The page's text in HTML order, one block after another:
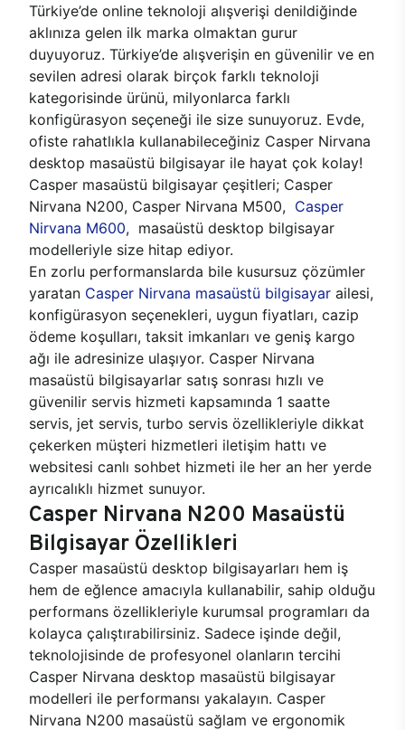
Türkiye’de online teknoloji alışverişi denildiğinde
aklınıza gelen ilk marka olmaktan gurur
duyuyoruz. Türkiye’de alışverişin en güvenilir ve en
sevilen adresi olarak birçok farklı teknoloji
kategorisinde ürünü, milyonlarca farklı
konfigürasyon seçeneği ile size sunuyoruz. Evde,
ofiste rahatlıkla kullanabileceğiniz Casper Nirvana
desktop masaüstü bilgisayar ile hayat çok kolay!
Casper masaüstü bilgisayar çeşitleri; Casper
Nirvana N200, Casper Nirvana M500, Casper
Nirvana M600, masaüstü desktop bilgisayar
modelleriyle size hitap ediyor.
En zorlu performanslarda bile kusursuz çözümler
yaratan Casper Nirvana masaüstü bilgisayar ailesi,
konfigürasyon seçenekleri, uygun fiyatları, cazip
ödeme koşulları, taksit imkanları ve geniş kargo
ağı ile adresinize ulaşıyor. Casper Nirvana
masaüstü bilgisayarlar satış sonrası hızlı ve
güvenilir servis hizmeti kapsamında 1 saatte
servis, jet servis, turbo servis özellikleriyle dikkat
çekerken müşteri hizmetleri iletişim hattı ve
websitesi canlı sohbet hizmeti ile her an her yerde
ayrıcalıklı hizmet sunuyor.
Casper Nirvana N200 Masaüstü
Bilgisayar Özellikleri
Casper masaüstü desktop bilgisayarları hem iş
hem de eğlence amacıyla kullanabilir, sahip olduğu
performans özellikleriyle kurumsal programları da
kolayca çalıştırabilirsiniz. Sadece işinde değil,
teknolojisinde de profesyonel olanların tercihi
Casper Nirvana desktop masaüstü bilgisayar
modelleri ile performansı yakalayın. Casper
Nirvana N200 masaüstü sağlam ve ergonomik